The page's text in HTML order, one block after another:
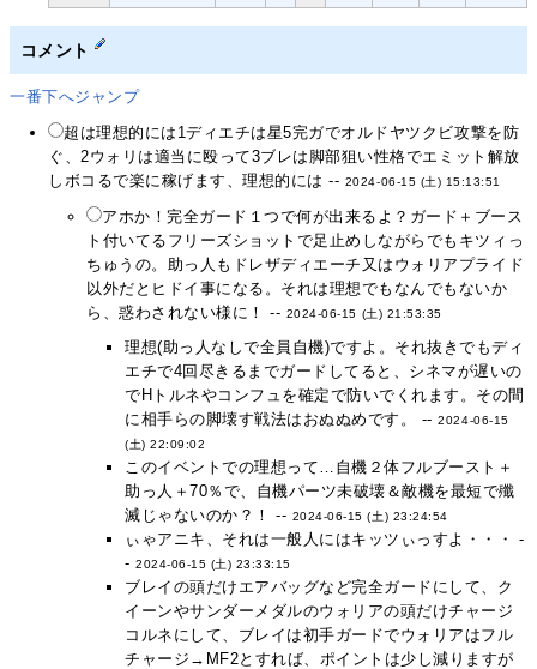
コメント
一番下へジャンプ
超は理想的には1ディエチは星5完ガでオルドヤツクビ攻撃を防
ぐ、2ウォリは適当に殴って3ブレは脚部狙い性格でエミット解放
しボコるで楽に稼げます、理想的には -- 2024-06-15 (土) 15:13:51
アホか！完全ガード１つで何が出来るよ？ガード＋ブース
ト付いてるフリーズショットで足止めしながらでもキツィっ
ちゅうの。助っ人もドレザディエーチ又はウォリアプライド
以外だとヒドイ事になる。それは理想でもなんでもないか
ら、惑わされない様に！ -- 2024-06-15 (土) 21:53:35
理想(助っ人なしで全員自機)ですよ。それ抜きでもディ
エチで4回尽きるまでガードしてると、シネマが遅いの
でHトルネやコンフュを確定で防いでくれます。その間
に相手らの脚壊す戦法はおぬぬめです。 --2024-06-15
(土) 22:09:02
このイベントでの理想って…自機２体フルブースト＋
助っ人＋70％で、自機パーツ未破壊＆敵機を最短で殲
滅じゃないのか？！ -- 2024-06-15 (土) 23:24:54
ぃゃアニキ、それは一般人にはキッツぃっすよ・・・ -
-2024-06-15 (土) 23:33:15
ブレイの頭だけエアバッグなど完全ガードにして、ク
イーンやサンダーメダルのウォリアの頭だけチャージ
コルネにして、ブレイは初手ガードでウォリアはフル
チャージ→MF2とすれば、ポイントは少し減りますが